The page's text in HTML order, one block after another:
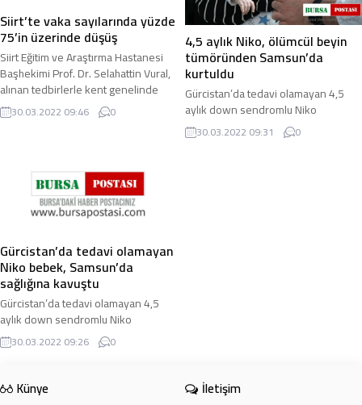
Siirt’te vaka sayılarında yüzde
75’in üzerinde düşüş
Siirt Eğitim ve Araştırma Hastanesi
Başhekimi Prof. Dr. Selahattin Vural,
alınan tedbirlerle kent genelinde
vaka sayılarında geçen aylara göre ...
30.03.2022 09:46 0
4,5 aylık Niko, ölümcül beyin
tümöründen Samsun’da
kurtuldu
Gürcistan’da tedavi olamayan 4,5
aylık down sendromlu Niko
Kintsurashvili isimli bebek,
Samsun’da geçirdiği başarılı
30.03.2022 09:31 0
Gürcistan’da tedavi olamayan
Niko bebek, Samsun’da
sağlığına kavuştu
Gürcistan’da tedavi olamayan 4,5
aylık down sendromlu Niko
Kintsurashvili isimli bebek,
Samsun’da geçirdiği başarılı
30.03.2022 09:26 0
Künye
İletişim